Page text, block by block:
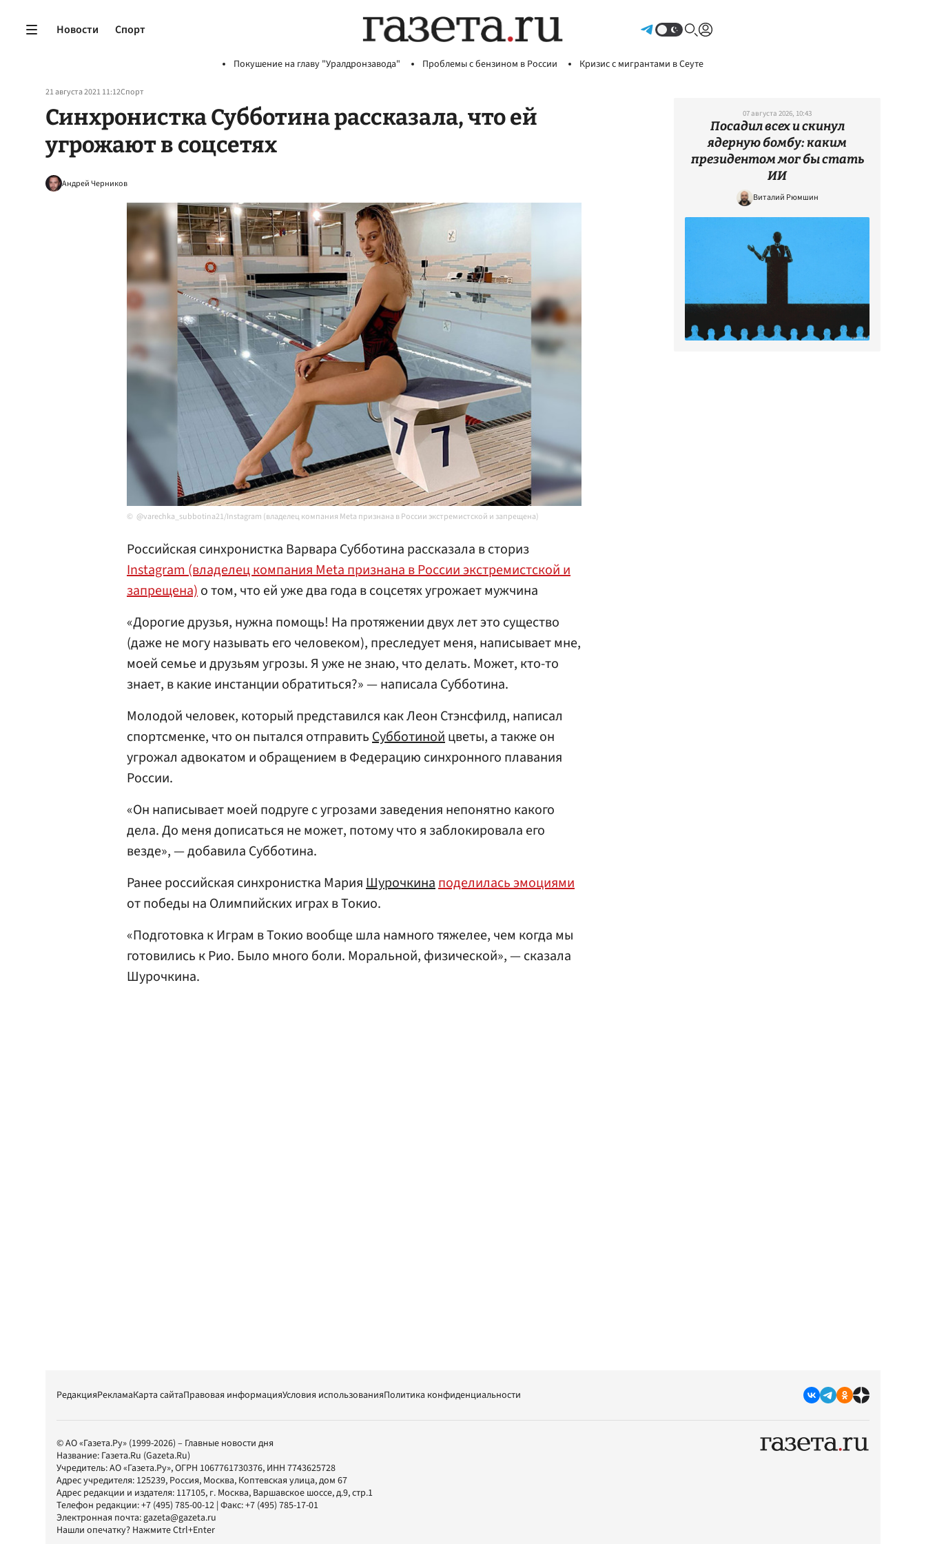
Новости Спорт
Покушение на главу "Уралдронзавода" Проблемы с бензином в России Кризис с мигрантами в Сеуте
21 августа 2021 11:12Спорт
Синхронистка Субботина рассказала, что ей
угрожают в соцсетях
Андрей Черников
@varechka_subbotina21/Instagram (владелец компания Meta признана в России экстремистской и запрещена)
Российская синхронистка Варвара Субботина рассказала в сториз
Instagram (владелец компания Meta признана в России экстремистской и
запрещена)о том, что ей уже два года в соцсетях угрожает мужчина
«Дорогие друзья, нужна помощь! На протяжении двух лет это существо
(даже не могу называть его человеком), преследует меня, написывает мне,
моей семье и друзьям угрозы. Я уже не знаю, что делать. Может, кто-то
знает, в какие инстанции обратиться?» — написала Субботина.
Молодой человек, который представился как Леон Стэнсфилд, написал
спортсменке, что он пытался отправитьСубботинойцветы, а также он
угрожал адвокатом и обращением в Федерацию синхронного плавания
России.
«Он написывает моей подруге с угрозами заведения непонятно какого
дела. До меня дописаться не может, потому что я заблокировала его
везде», — добавила Субботина.
Ранее российская синхронистка МарияШурочкинаподелилась эмоциями
от победы на Олимпийских играх в Токио.
«Подготовка к Играм в Токио вообще шла намного тяжелее, чем когда мы
готовились к Рио. Было много боли. Моральной, физической», — сказала
Шурочкина.
07 августа 2026, 10:43
Посадил всех и скинул
ядерную бомбу: каким
президентом мог бы стать
ИИ
Виталий Рюмшин
РедакцияРекламаКарта сайтаПравовая информацияУсловия использованияПолитика конфиденциальности
© АО «Газета.Ру» (1999-2026) – Главные новости дня
Название: Газета.Ru (Gazeta.Ru)
Учредитель:АО «Газета.Ру», ОГРН 1067761730376, ИНН 7743625728
Адрес учредителя: 125239, Россия, Москва, Коптевская улица, дом 67
Адрес редакции и издателя: 117105, г. Москва, Варшавское шоссе, д.9, стр.1
Телефон редакции:+7 (495) 785-00-12 | Факс:+7 (495) 785-17-01
Электронная почта:gazeta@gazeta.ru
Нашли опечатку? Нажмите Ctrl+Enter